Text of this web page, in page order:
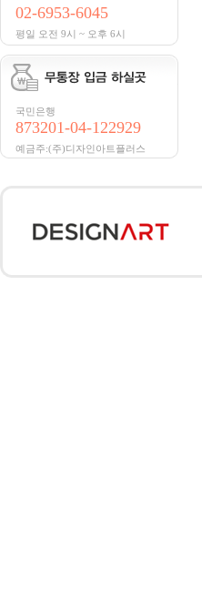
02-6953-6045
평일 오전 9시 ~ 오후 6시
국민은행
873201-04-122929
예금주:(주)디자인아트플러스